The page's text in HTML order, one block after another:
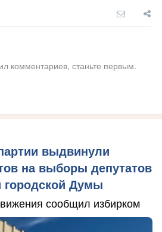
комментариев, станьте первым.
выдвинули
на выборы депутатов
городской Думы
сообщил избирком